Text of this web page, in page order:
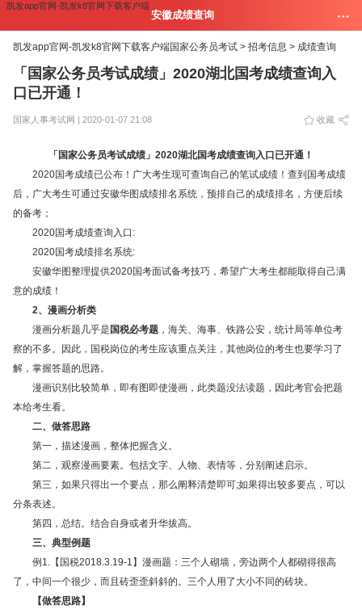
凯发app官网-凯发k8官网下载客户端
安徽成绩查询
凯发app官网-凯发k8官网下载客户端国家公务员考试 > 招考信息 > 成绩查询
「国家公务员考试成绩」2020湖北国考成绩查询入
口已开通！
国家人事考试网 | 2020-01-07 21:08 收藏
「国家公务员考试成绩」2020湖北国考成绩查询入口已开通！
2020国考成绩已公布！广大考生现可查询自己的笔试成绩！查到国考成绩
后，广大考生可通过安徽华图成绩排名系统，预排自己的成绩排名，方便后续
的备考；
2020国考成绩查询入口:
2020国考成绩排名系统:
安徽华图整理提供2020国考面试备考技巧，希望广大考生都能取得自己满
意的成绩！
2、漫画分析类
漫画分析题几乎是 国税必考题 ，海关、海事、铁路公安，统计局等单位考
察的不多。因此，国税岗位的考生应该重点关注，其他岗位的考生也要学习了
解，掌握答题的思路。
漫画识别比较简单，即有图即使漫画，此类题没法读题，因此考官会把题
本给考生看。
二、做答思路
第一，描述漫画，整体把握含义。
第二，观察漫画要素。包括文字、人物、表情等，分别阐述启示。
第三，如果只得出一个要点，那么阐释清楚即可;如果得出较多要点，可以
分条表述。
第四，总结。结合自身或者升华拔高。
三、典型例题
例1.【国税2018.3.19-1】漫画题：三个人砌墙，旁边两个人都砌得很高
了，中间一个很少，而且砖歪歪斜斜的。三个人用了大小不同的砖块。
【做答思路】